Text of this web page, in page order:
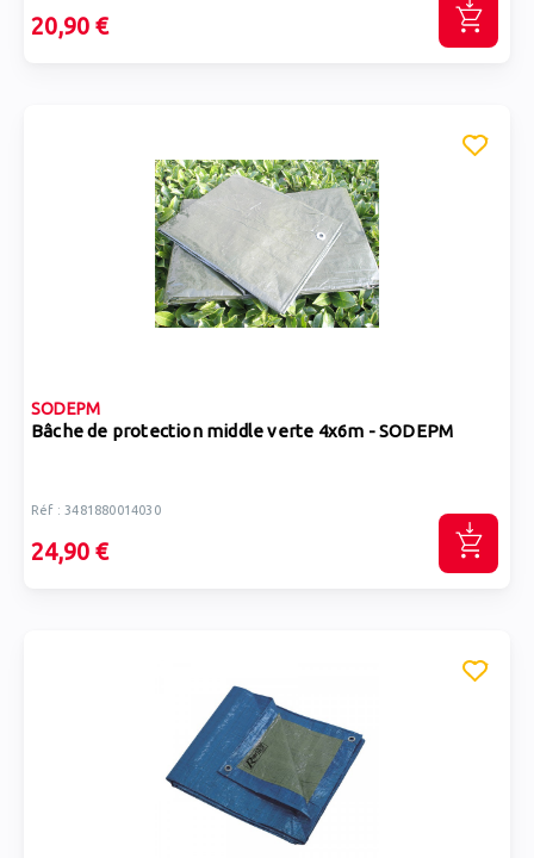
20,90 €
SODEPM
Bâche de protection middle verte 4x6m - SODEPM
Réf : 3481880014030
24,90 €